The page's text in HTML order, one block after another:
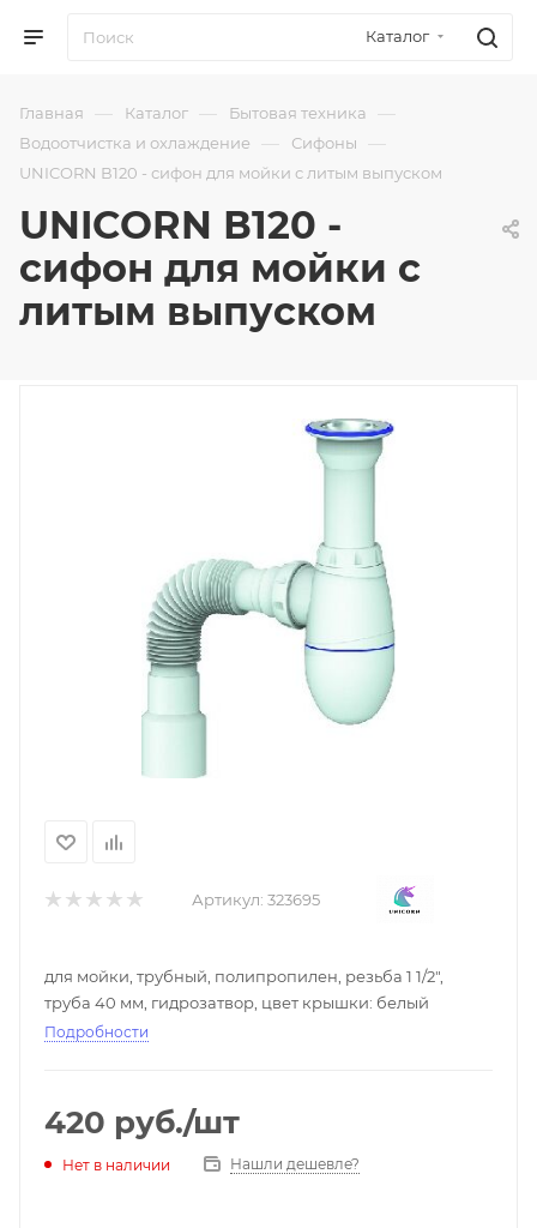
Каталог
Главная — Каталог — Бытовая техника —
Водоотчистка и охлаждение — Сифоны —
UNICORN В120 - сифон для мойки с литым выпуском
UNICORN В120 -
сифон для мойки с
литым выпуском
Артикул: 323695
для мойки, трубный, полипропилен, резьба 1 1/2",
труба 40 мм, гидрозатвор, цвет крышки: белый
Подробности
420 руб./шт
Нет в наличии Нашли дешевле?